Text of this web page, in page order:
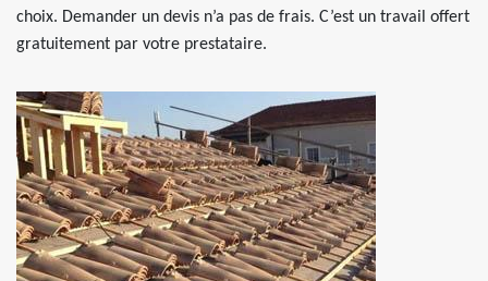
choix. Demander un devis n’a pas de frais. C’est un travail offert
gratuitement par votre prestataire.